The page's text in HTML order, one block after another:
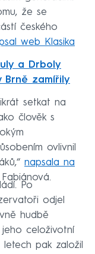
že se
českého
web Klasika
a Drboly
Brně zamířily
setkat na
člověk s
ovlivnil
napsala na
Po
odjel
hudbě
celoživotní
pak založil